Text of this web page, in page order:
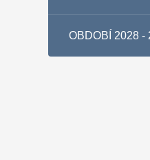
OBDOBÍ 2028 -